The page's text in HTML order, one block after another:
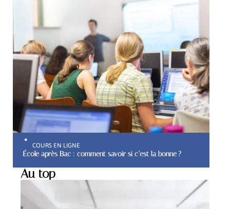
COURS EN LIGNE
École après Bac : comment savoir si c’est la bonne ?
Au top